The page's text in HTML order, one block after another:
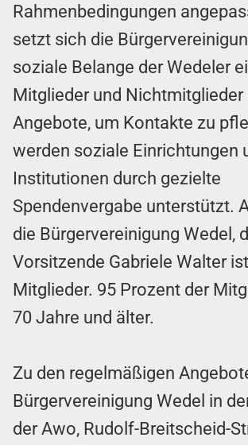
Rahmenbedingungen
setzt sich die
soziale Belange der Wedeler
Mitglieder und Nichtmitglieder
Angebote, um Kontakte zu
werden soziale Einrichtungen
Institutionen durch gezielte
Spendenvergabe unterstützt.
die Bürgervereinigung Wedel,
Vorsitzende Gabriele Walter
Mitglieder. 95 Prozent der
70 Jahre und älter.
Zu den regelmäßigen
Bürgervereinigung Wedel in
der Awo, Rudolf-Breitscheid-